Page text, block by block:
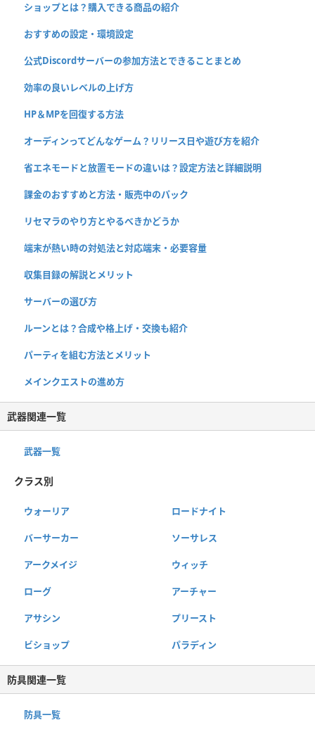
ショップとは？購入できる商品の紹介
おすすめの設定・環境設定
公式Discordサーバーの参加方法とできることまとめ
効率の良いレベルの上げ方
HP＆MPを回復する方法
オーディンってどんなゲーム？リリース日や遊び方を紹介
省エネモードと放置モードの違いは？設定方法と詳細説明
課金のおすすめと方法・販売中のパック
リセマラのやり方とやるべきかどうか
端末が熱い時の対処法と対応端末・必要容量
収集目録の解説とメリット
サーバーの選び方
ルーンとは？合成や格上げ・交換も紹介
パーティを組む方法とメリット
メインクエストの進め方
武器関連一覧
武器一覧
クラス別
ウォーリア ロードナイト
バーサーカー ソーサレス
アークメイジ ウィッチ
ローグ アーチャー
アサシン プリースト
ビショップ パラディン
防具関連一覧
防具一覧